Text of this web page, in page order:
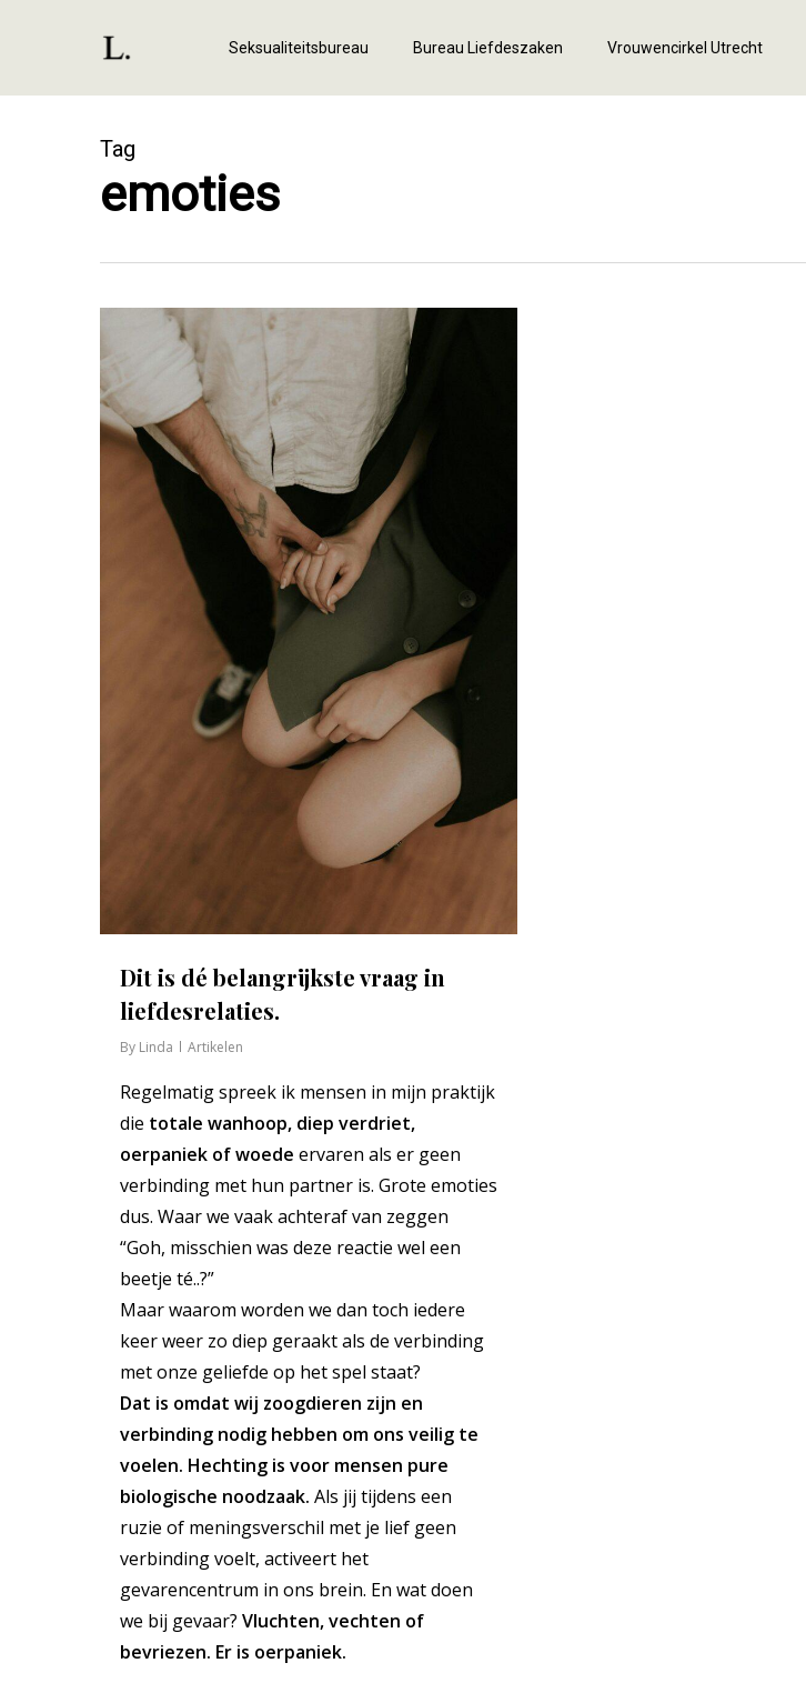
Seksualiteitsbureau Bureau Liefdeszaken Vrouwencirkel Utrecht
Tag
emoties
Dit is dé belangrijkste vraag in
liefdesrelaties.
By Linda Artikelen
Regelmatig spreek ik mensen in mijn praktijk
die totale wanhoop, diep verdriet,
oerpaniek of woede ervaren als er geen
verbinding met hun partner is. Grote emoties
dus. Waar we vaak achteraf van zeggen
“Goh, misschien was deze reactie wel een
beetje té..?”
Maar waarom worden we dan toch iedere
keer weer zo diep geraakt als de verbinding
met onze geliefde op het spel staat?
Dat is omdat wij zoogdieren zijn en
verbinding nodig hebben om ons veilig te
voelen. Hechting is voor mensen pure
biologische noodzaak. Als jij tijdens een
ruzie of meningsverschil met je lief geen
verbinding voelt, activeert het
gevarencentrum in ons brein. En wat doen
we bij gevaar? Vluchten, vechten of
bevriezen. Er is oerpaniek.